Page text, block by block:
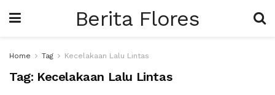
Berita Flores
Home Tag Kecelakaan Lalu Lintas
Tag: Kecelakaan Lalu Lintas